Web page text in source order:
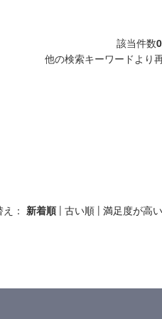
該当件数
他の検索キーワードより
： 新着順 | 古い順 | 満足度が高